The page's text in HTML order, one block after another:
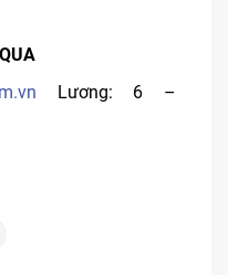
Lương: 6 –